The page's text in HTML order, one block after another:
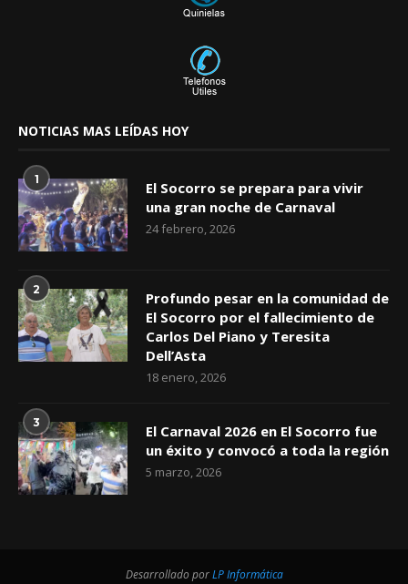
NOTICIAS MAS LEÍDAS HOY
1
El Socorro se prepara para vivir
una gran noche de Carnaval
24 febrero, 2026
2
Profundo pesar en la comunidad de
El Socorro por el fallecimiento de
Carlos Del Piano y Teresita
Dell’Asta
18 enero, 2026
3
El Carnaval 2026 en El Socorro fue
un éxito y convocó a toda la región
5 marzo, 2026
Desarrollado porLP Informática